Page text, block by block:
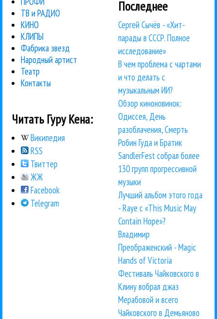
ТВ и РАДИО
КИНО
КЛИПЫ
Фабрика звезд
Народный артист
Театр
Контакты
Читать Гуру Кена:
Википедия
RSS
Твиттер
ЖЖ
Facebook
Telegram
Последнее
Сергей Сычёв - «Хит-
парады в СССР. Полное
исследование»
В чем проблема с чартами
и что делать с
музыкальным ИИ?
Обзор киноновинок:
Одиссея, День
разоблачения, Смерть
Робин Гуда и Братик
SandlerFest собрал более
130 групп прогрессивной
музыки
Лучший альбом этого года
- Raye с «This Music May
Contain Hope»?
Владимир
Преображенский - Magic
Hands of Victoria
Фестиваль Чайковского в
Клину вобрал джаз
Мерабовой и всего
Чайковского в Демьяново